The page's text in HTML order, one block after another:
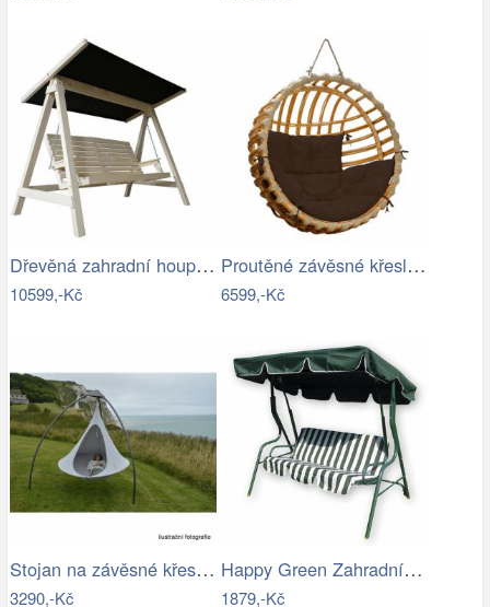
Dřevěná zahradní houpačka Lucas pro 4…
10599,-Kč
Proutěné závěsné křeslo Elis, přírodní…
6599,-Kč
Stojan na závěsné křeslo HAKI Tempo…
3290,-Kč
Happy Green Zahradní houpačka Stripy II
1879,-Kč